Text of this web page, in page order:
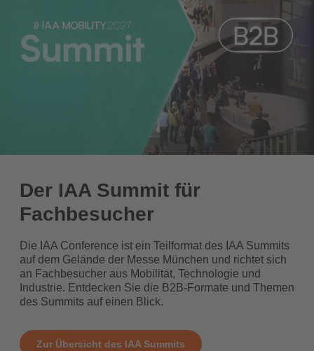
Der IAA Summit für
Fachbesucher
Die IAA Conference ist ein Teilformat des IAA Summits
auf dem Gelände der Messe München und richtet sich
an Fachbesucher aus Mobilität, Technologie und
Industrie. Entdecken Sie die B2B-Formate und Themen
des Summits auf einen Blick.
Zur Übersicht des IAA Summits